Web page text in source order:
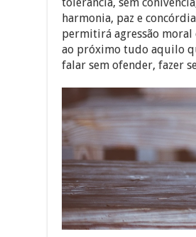
harmonia, paz e
permitirá agressão moral
ao próximo tudo aquilo
falar sem ofender, fazer